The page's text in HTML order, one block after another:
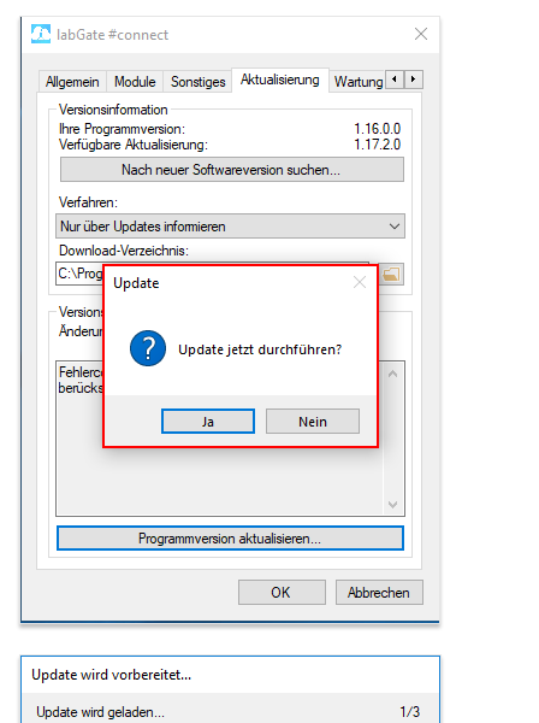
Eintrag
Medistar - Diagnose wird bei
Tests nicht mehr angezeigt
Pegamed | Fehlermeldung:
falsche
Datumsübergabe/letzte
Periode
Turbomed - Reaktivieren der
Buttons Labor-Auftrag und
Labor-Import
x.concept Rückschrieb -
Anforderungsident ist bereits
x.Isynet / x.comfort /
x.concept - Laborportal
Aktivierung
Zeitliche
Konfigurierungsmöglichkeit